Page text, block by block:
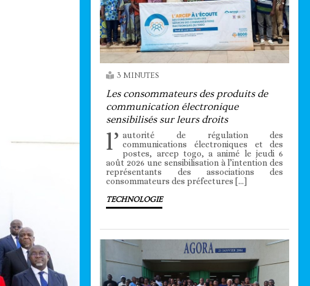
3 MINUTES
Les consommateurs des produits de
communication électronique
sensibilisés sur leurs droits
l’ autorité de régulation des
communications électroniques et des
postes, arcep togo, a animé le jeudi 6
août 2026 une sensibilisation à l’intention des
représentants des associations des
consommateurs des préfectures […]
TECHNOLOGIE